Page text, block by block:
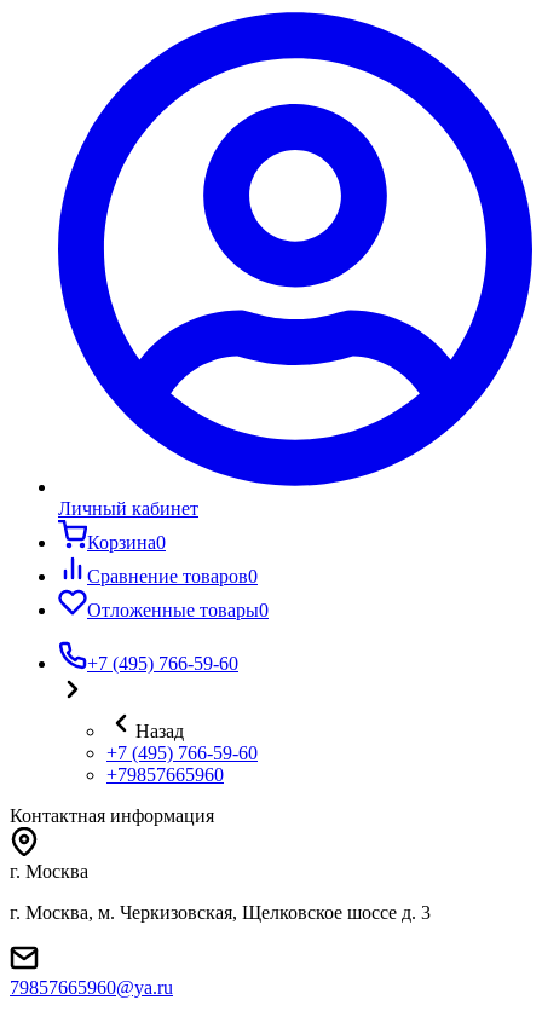
Личный кабинет
Корзина0
Сравнение товаров0
Отложенные товары0
+7 (495) 766-59-60
Назад
+7 (495) 766-59-60
+79857665960
Контактная информация
г. Москва
г. Москва, м. Черкизовская, Щелковское шоссе д. 3
79857665960@ya.ru